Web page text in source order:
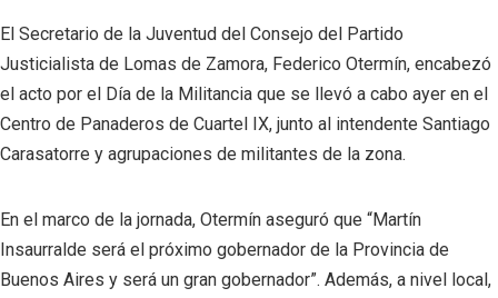
El Secretario de la Juventud del Consejo del Partido
Justicialista de Lomas de Zamora, Federico Otermín, encabezó
el acto por el Día de la Militancia que se llevó a cabo ayer en el
Centro de Panaderos de Cuartel IX, junto al intendente Santiago
Carasatorre y agrupaciones de militantes de la zona.
En el marco de la jornada, Otermín aseguró que “Martín
Insaurralde será el próximo gobernador de la Provincia de
Buenos Aires y será un gran gobernador”. Además, a nivel local,